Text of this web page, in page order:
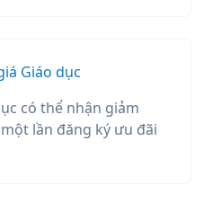
Giáo dục
có thể nhận giảm
lần đăng ký ưu đãi